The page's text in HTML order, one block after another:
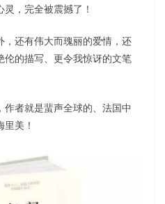
，完全被震撼了！
还有伟大而瑰丽的爱情，还
的描写、更令我惊讶的文笔
者就是蜚声全球的、法国中
美！